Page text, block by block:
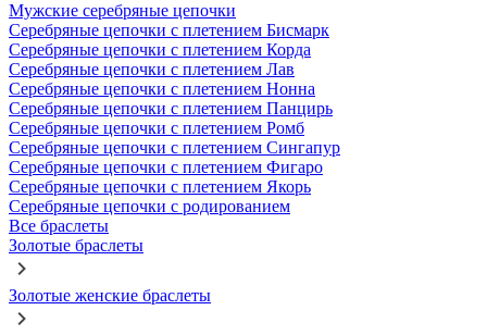
Мужские серебряные цепочки
Серебряные цепочки с плетением Бисмарк
Серебряные цепочки с плетением Корда
Серебряные цепочки с плетением Лав
Серебряные цепочки с плетением Нонна
Серебряные цепочки с плетением Панцирь
Серебряные цепочки с плетением Ромб
Серебряные цепочки с плетением Сингапур
Серебряные цепочки с плетением Фигаро
Серебряные цепочки с плетением Якорь
Серебряные цепочки с родированием
Все браслеты
Золотые браслеты
Золотые женские браслеты